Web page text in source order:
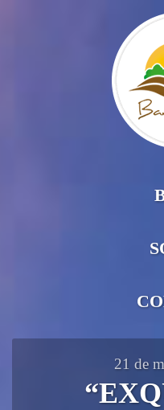
21 de